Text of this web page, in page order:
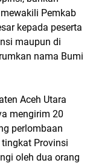
Pemkab
kepada peserta
maupun di
nama Bumi
Aceh Utara
mengirim 20
perlombaan
Provinsi
oleh dua orang